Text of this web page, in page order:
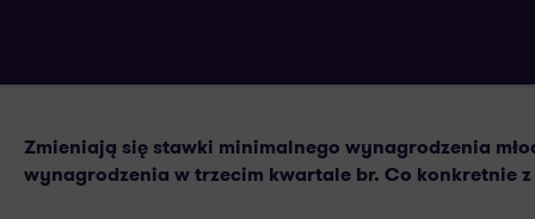
Zmieniają się stawki minimalnego wynagrodzenia
wynagrodzenia w trzecim kwartale br. Co konkretnie